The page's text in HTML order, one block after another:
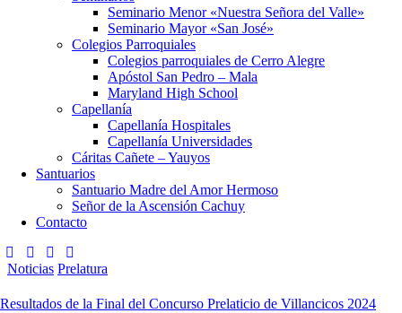
Seminario Menor «Nuestra Señora del Valle»
Seminario Mayor «San José»
Colegios Parroquiales
Colegios parroquiales de Cerro Alegre
Apóstol San Pedro – Mala
Maryland High School
Capellanía
Capellanía Hospitales
Capellanía Universidades
Cáritas Cañete – Yauyos
Santuarios
Santuario Madre del Amor Hermoso
Señor de la Ascensión Cachuy
Contacto
Noticias Prelatura
Resultados de la Final del Concurso Prelaticio de Villancicos 2024